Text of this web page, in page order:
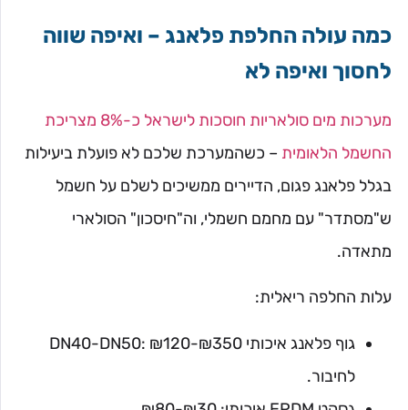
כמה עולה החלפת פלאנג – ואיפה שווה
לחסוך ואיפה לא
מערכות מים סולאריות חוסכות לישראל כ-8% מצריכת
החשמל הלאומית – כשהמערכת שלכם לא פועלת ביעילות
בגלל פלאנג פגום, הדיירים ממשיכים לשלם על חשמל
ש"מסתדר" עם מחמם חשמלי, וה"חיסכון" הסולארי
מתאדה.
עלות החלפה ריאלית:
גוף פלאנג איכותי DN40-DN50: ₪120-₪350
לחיבור.